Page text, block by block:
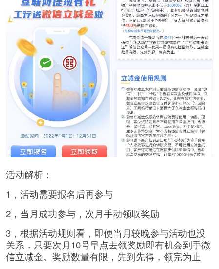
活动解析：
1，活动需要报名后再参与
2，当月成功参与，次月手动领取奖励
3，根据活动规则看，即便当月较晚参与活动也没
关系，只要次月10号早点去领奖励即有机会到手微
信立减金。奖励数量有限，先到先得，领完为止